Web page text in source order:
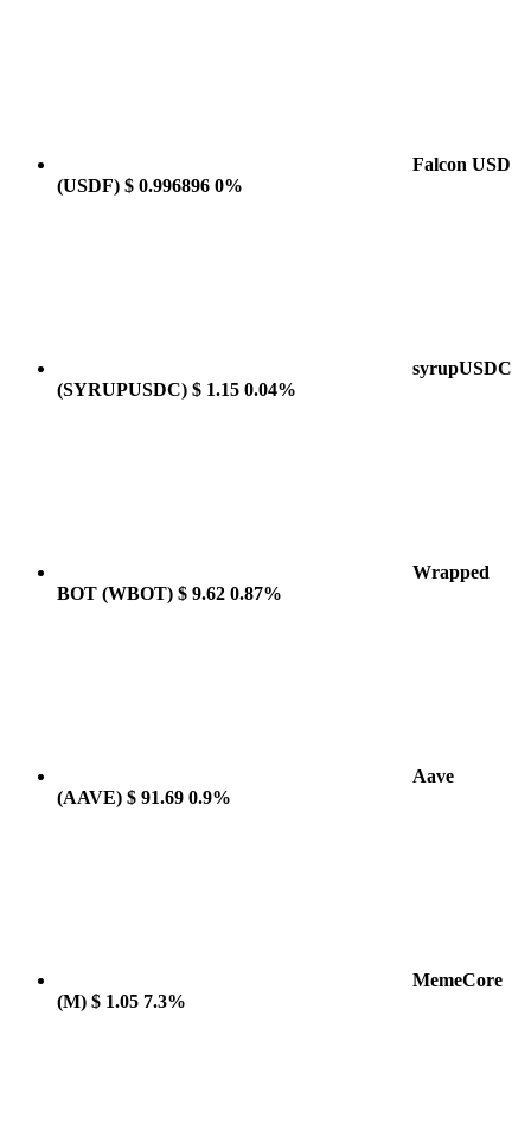
Falcon USD
(USDF) $ 0.996896 0%
syrupUSDC
(SYRUPUSDC) $ 1.15 0.04%
Wrapped
BOT (WBOT) $ 9.62 0.87%
Aave
(AAVE) $ 91.69 0.9%
MemeCore
(M) $ 1.05 7.3%